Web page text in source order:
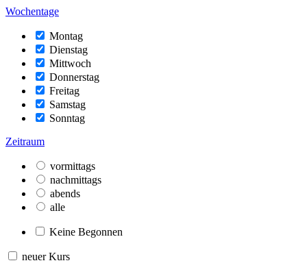
Wochentage
Montag
Dienstag
Mittwoch
Donnerstag
Freitag
Samstag
Sonntag
Zeitraum
vormittags
nachmittags
abends
alle
Keine Begonnen
neuer Kurs